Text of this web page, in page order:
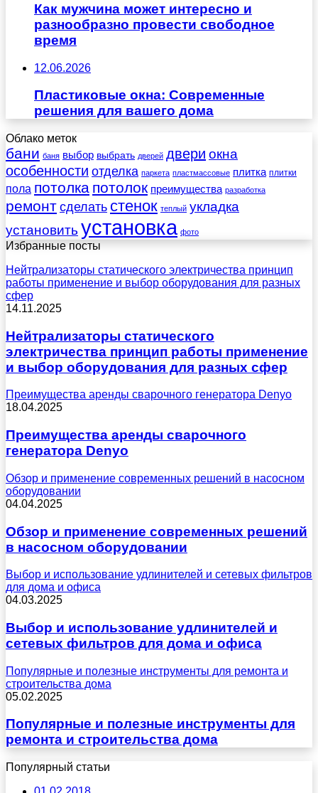
Как мужчина может интересно и
разнообразно провести свободное
время
12.06.2026
Пластиковые окна: Современные
решения для вашего дома
Облако меток
бани баня выбор выбрать дверей двери окна
особенности отделка паркета пластмассовые плитка плитки
пола потолка потолок преимущества разработка
ремонт сделать стенок теплый укладка
установить установка фото
Избранные посты
Нейтрализаторы статического электричества принцип
работы применение и выбор оборудования для разных
сфер
14.11.2025
Нейтрализаторы статического
электричества принцип работы применение
и выбор оборудования для разных сфер
Преимущества аренды сварочного генератора Denyo
18.04.2025
Преимущества аренды сварочного
генератора Denyo
Обзор и применение современных решений в насосном
оборудовании
04.04.2025
Обзор и применение современных решений
в насосном оборудовании
Выбор и использование удлинителей и сетевых фильтров
для дома и офиса
04.03.2025
Выбор и использование удлинителей и
сетевых фильтров для дома и офиса
Популярные и полезные инструменты для ремонта и
строительства дома
05.02.2025
Популярные и полезные инструменты для
ремонта и строительства дома
Популярный статьи